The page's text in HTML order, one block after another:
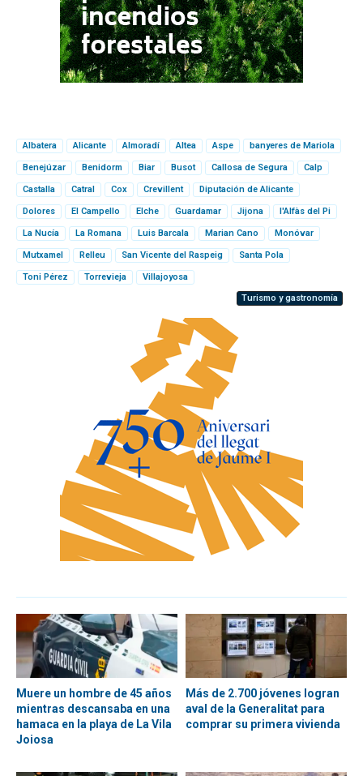
Albatera Alicante Almoradí Altea Aspe banyeres de Mariola
Benejúzar Benidorm Biar Busot Callosa de Segura Calp
Castalla Catral Cox Crevillent Diputación de Alicante
Dolores El Campello Elche Guardamar Jijona l'Alfàs del Pi
La Nucía La Romana Luis Barcala Marian Cano Monóvar
Mutxamel Relleu San Vicente del Raspeig Santa Pola
Toni Pérez Torrevieja
Villajoyosa
Turismo y gastronomía
Muere un hombre de 45 años
mientras descansaba en una
hamaca en la playa de La Vila
Joiosa
Más de 2.700 jóvenes logran
aval de la Generalitat para
comprar su primera vivienda